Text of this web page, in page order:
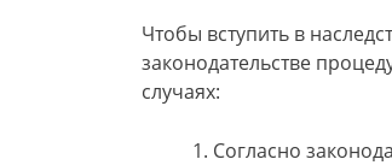
Чтобы вступить в
законодательстве
случаях:
Согласно